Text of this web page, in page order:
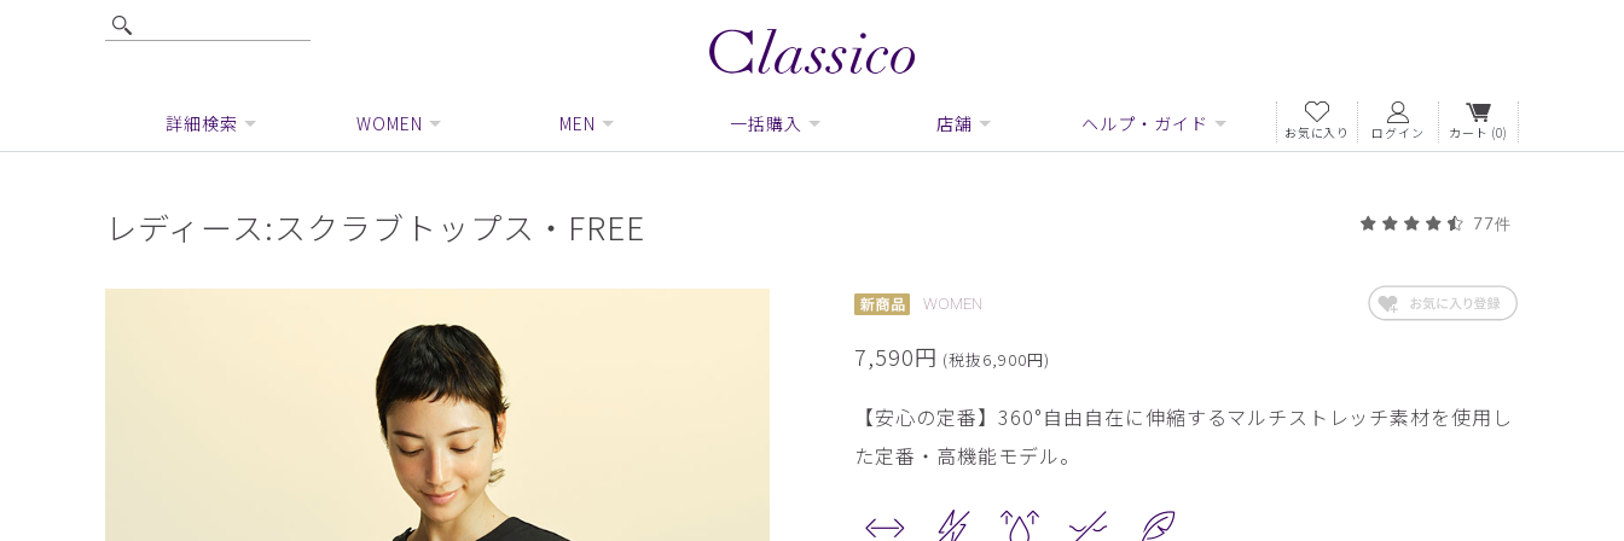
詳細検索 WOMEN MEN 一括購入 店舗 ヘルプ・ガイド お気に入り ログイン カート (0)
レディース:スクラブトップス・FREE 77件
WOMEN
7,590円 (税抜6,900円)
【安心の定番】360°自由自在に伸縮するマルチストレッチ素材を使用し
た定番・高機能モデル。